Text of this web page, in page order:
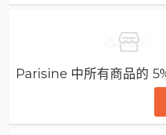
Parisine 中所有商品的